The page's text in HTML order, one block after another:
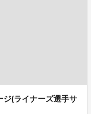
(ライナーズ選手サ